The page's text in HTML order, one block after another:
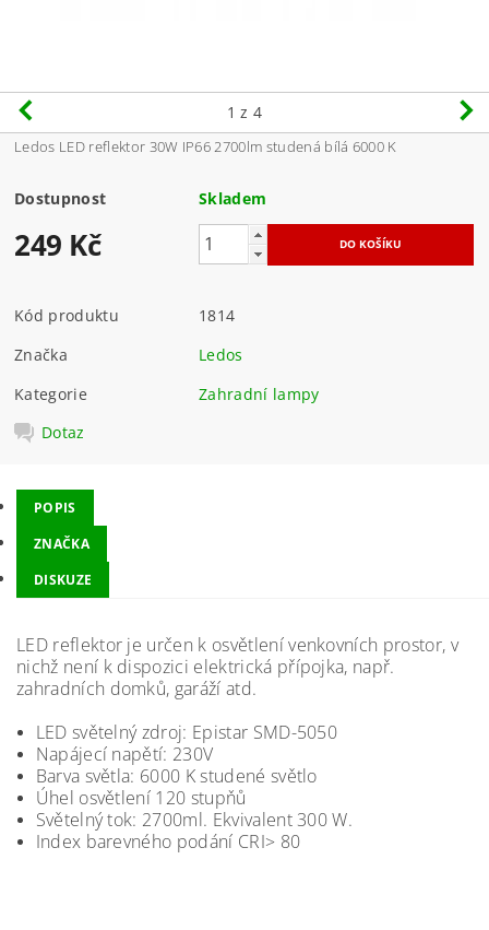
1 z 4
Ledos LED reflektor 30W IP66 2700lm studená bílá 6000 K
Dostupnost Skladem
249 Kč
Kód produktu
1814
Značka
Ledos
Kategorie
Zahradní lampy
Dotaz
POPIS
ZNAČKA
DISKUZE
LED reflektor je určen k osvětlení venkovních prostor, v
nichž není k dispozici elektrická přípojka, např.
zahradních domků, garáží atd.
LED světelný zdroj: Epistar SMD-5050
Napájecí napětí: 230V
Barva světla: 6000 K studené světlo
Úhel osvětlení 120 stupňů
Světelný tok: 2700ml. Ekvivalent 300 W.
Index barevného podání CRI> 80